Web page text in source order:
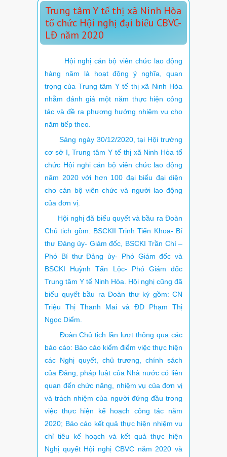
Trung tâm Y tế thị xã Ninh Hòa
tổ chức Hội nghị đại biểu CBVC-
LĐ năm 2020
Hội nghị cán bộ viên chức lao động
hàng năm là hoạt động ý nghĩa, quan
trọng của Trung tâm Y tế thị xã Ninh Hòa
nhằm đánh giá một năm thực hiện công
tác và đề ra phương hướng nhiệm vụ cho
năm tiếp theo.
Sáng ngày 30/12/2020, tại Hội trường
cơ sở I, Trung tâm Y tế thị xã Ninh Hòa tổ
chức Hội nghị cán bộ viên chức lao động
năm 2020 với hơn 100 đại biểu đại diện
cho cán bộ viên chức và người lao động
của đơn vị.
Hội nghị đã biểu quyết và bầu ra Đoàn
Chủ tịch gồm: BSCKII Trịnh Tiến Khoa- Bí
thư Đảng ủy- Giám đốc, BSCKI Trần Chí –
Phó Bí thư Đảng ủy- Phó Giám đốc và
BSCKI Huỳnh Tấn Lộc- Phó Giám đốc
Trung tâm Y tế Ninh Hòa. Hội nghị cũng đã
biểu quyết bầu ra Đoàn thư ký gồm: CN
Triệu Thị Thanh Mai và ĐD Phạm Thị
Ngọc Diểm.
Đoàn Chủ tịch lần lượt thông qua các
báo cáo: Báo cáo kiểm điểm việc thực hiện
các Nghị quyết, chủ trương, chính sách
của Đảng, pháp luật của Nhà nước có liên
quan đến chức năng, nhiệm vụ của đơn vị
và trách nhiệm của người đứng đầu trong
việc thực hiện kế hoạch công tác năm
2020; Báo cáo kết quả thực hiện nhiệm vụ
chỉ tiêu kế hoạch và kết quả thực hiện
Nghị quyết Hội nghị CBVC năm 2020 và